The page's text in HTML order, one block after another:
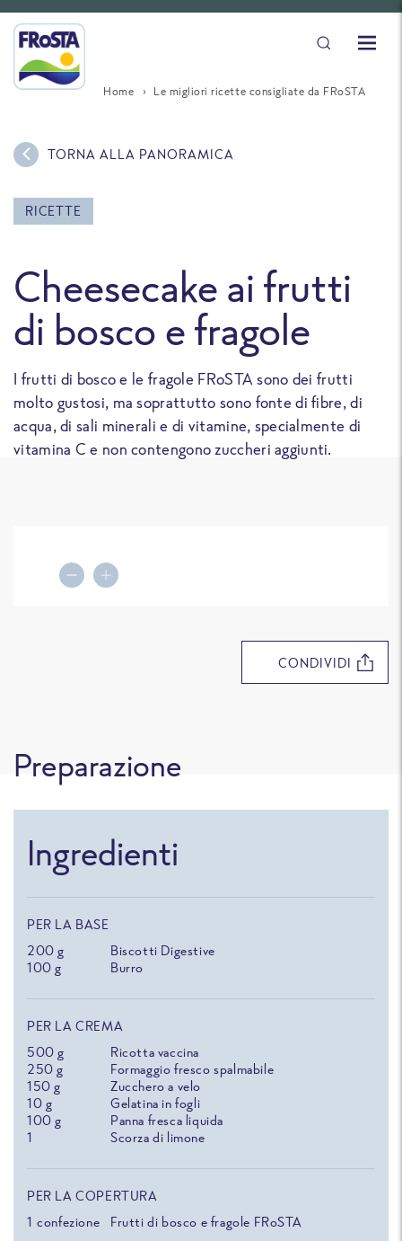
Home Le migliori ricette consigliate da FRoSTA
RICETTE
Cheesecake ai frutti
di bosco e fragole
I frutti di bosco e le fragole FRoSTA sono dei frutti
molto gustosi, ma soprattutto sono fonte di fibre, di
acqua, di sali minerali e di vitamine, specialmente di
vitamina C e non contengono zuccheri aggiunti.
TORNA ALLA PANORAMICA
CONDIVIDI
Preparazione
Ingredienti
PER LA BASE
200 g
Biscotti Digestive
100 g Burro
PER LA CREMA
500 g
Ricotta vaccina
250 g
Formaggio fresco spalmabile
150 g
Zucchero a velo
10 g
Gelatina in fogli
100 g
Panna fresca liquida
1
Scorza di limone
PER LA COPERTURA
1 confezione Frutti di bosco e fragole FRoSTA